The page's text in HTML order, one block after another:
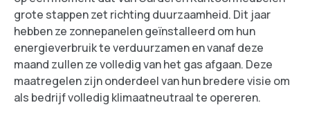
grote stappen zet richting duurzaamheid. Dit jaar
hebben ze zonnepanelen geïnstalleerd om hun
energieverbruik te verduurzamen en vanaf deze
maand zullen ze volledig van het gas afgaan. Deze
maatregelen zijn onderdeel van hun bredere visie om
als bedrijf volledig klimaatneutraal te opereren.